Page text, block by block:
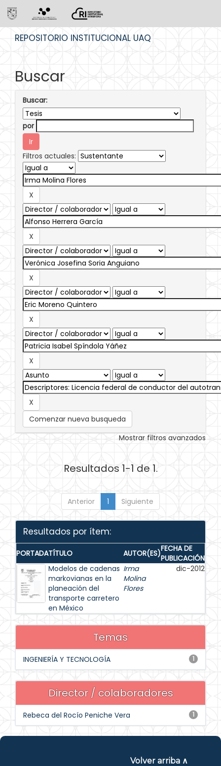
REPOSITORIO INSTITUCIONAL UAQ
Buscar
Buscar:
por
Filtros actuales:
Comenzar nueva busqueda
Mostrar filtros avanzados
Resultados 1-1 de 1.
Anterior 1 Siguiente
Resultados por ítem:
PORTADATÍTULO AUTOR(ES)FECHA DE
PUBLICACIÓN
Modelos de cadenas
markovianas en la
planeación del
transporte carretero
en México
Irma
Molina
Flores
dic-2012
Temas
1
INGENIERÍA Y TECNOLOGÍA
Director / colaboradores
1
Rebeca del Rocío Peniche Vera
Volver arriba ∧